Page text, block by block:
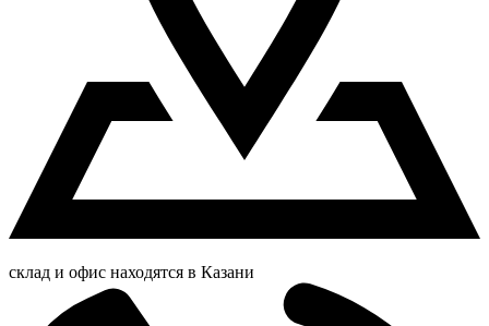
склад и офис находятся в Казани